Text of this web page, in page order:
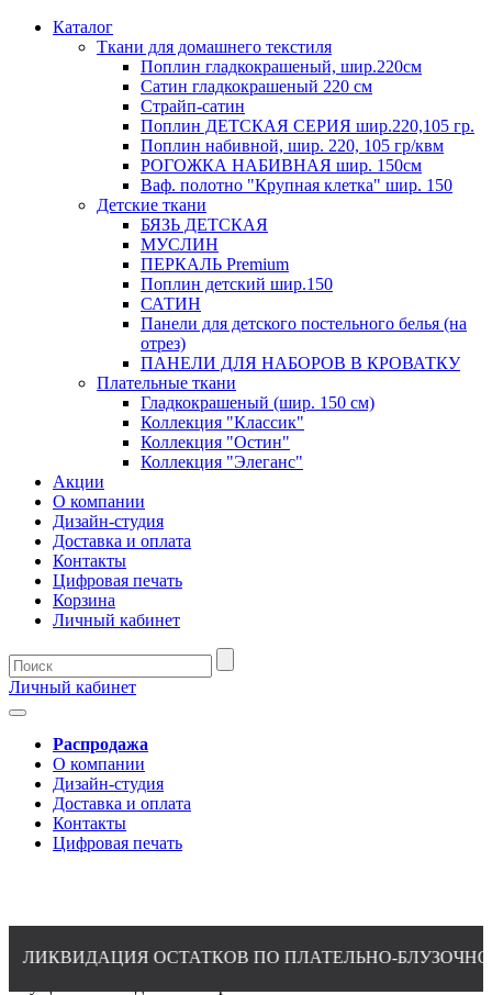
Каталог
Ткани для домашнего текстиля
Поплин гладкокрашеный, шир.220см
Сатин гладкокрашеный 220 см
Страйп-сатин
Поплин ДЕТСКАЯ СЕРИЯ шир.220,105 гр.
Поплин набивной, шир. 220, 105 гр/квм
РОГОЖКА НАБИВНАЯ шир. 150см
Ваф. полотно "Крупная клетка" шир. 150
Детские ткани
БЯЗЬ ДЕТСКАЯ
МУСЛИН
ПЕРКАЛЬ Premium
Поплин детский шир.150
САТИН
Панели для детского постельного белья (на
отрез)
ПАНЕЛИ ДЛЯ НАБОРОВ В КРОВАТКУ
Плательные ткани
Гладкокрашеный (шир. 150 см)
Коллекция "Классик"
Коллекция "Остин"
Коллекция "Элеганс"
Акции
О компании
Дизайн-студия
Доставка и оплата
Контакты
Цифровая печать
Корзина
Личный кабинет
Личный кабинет
Распродажа
О компании
Дизайн-студия
Доставка и оплата
Контакты
Цифровая печать
ОСТАТКОВ ПО ПЛАТЕЛЬНО-БЛУЗОЧНОЙ
8(4932)24-51-34 (многоканальный)